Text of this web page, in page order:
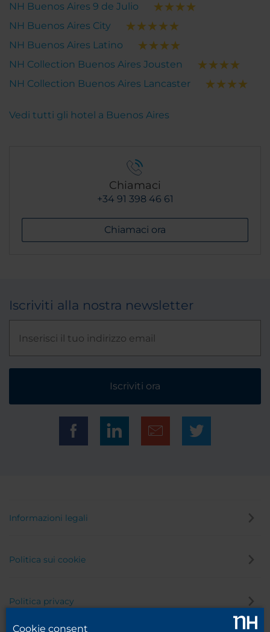
NH Buenos Aires 9 de Julio
NH Buenos Aires City
NH Buenos Aires Latino
NH Collection Buenos Aires Jousten
NH Collection Buenos Aires Lancaster
Vedi tutti gli hotel a Buenos Aires
Chiamaci
+34 91 398 46 61
Chiamaci ora
Iscriviti alla nostra newsletter
Iscriviti ora
Informazioni legali
Politica sui cookie
Politica privacy
Cookie consent